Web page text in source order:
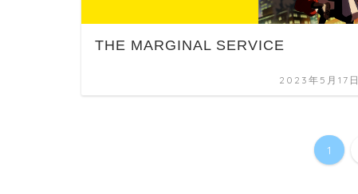
THE MARGINAL SERVICE
2023年5月17日
1